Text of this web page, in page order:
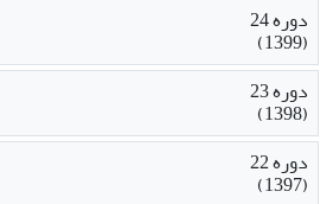
دوره 24
(1399)
دوره 23
(1398)
دوره 22
(1397)